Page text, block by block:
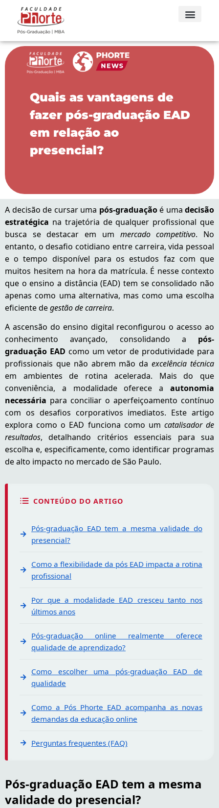
Quais as vantagens de
fazer pós-graduação EAD
em relação ao
presencial?
A decisão de cursar uma pós-graduaçãoé uma decisão
estratégica na trajetória de qualquer profissional que
busca se destacar em um mercado competitivo. No
entanto, o desafio cotidiano entre carreira, vida pessoal
e o tempo disponível para os estudos faz com que
muitos hesitem na hora da matrícula. É nesse contexto
que o ensino a distância (EAD) tem se consolidado não
apenas como uma alternativa, mas como uma escolha
eficiente degestão de carreira.
A ascensão do ensino digital reconfigurou o acesso ao
conhecimento avançado, consolidando a pós-
graduação EAD como um vetor de produtividade para
profissionais que não abrem mão daexcelência técnica
em ambientes de rotina acelerada. Mais do que
conveniência, a modalidade oferece a autonomia
necessária para conciliar o aperfeiçoamento contínuo
com os desafios corporativos imediatos. Este artigo
explora como o EAD funciona como um catalisador de
resultados, detalhando critérios essenciais para sua
escolha e, especificamente, como identificar programas
de alto impacto no mercado de São Paulo.
CONTEÚDO DO ARTIGO
Pós-graduação EAD tem a mesma validade do
presencial?
Como a flexibilidade da pós EAD impacta a rotina
profissional
Por que a modalidade EAD cresceu tanto nos
últimos anos
Pós-graduação online realmente oferece
qualidade de aprendizado?
Como escolher uma pós-graduação EAD de
qualidade
Como a Pós Phorte EAD acompanha as novas
demandas da educação online
Perguntas frequentes (FAQ)
Pós-graduação EAD tem a mesma
validade do presencial?